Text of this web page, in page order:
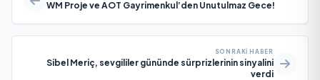
WM Proje ve AOT Gayrimenkul’den Unutulmaz Gece!
SONRAKI HABER
Sibel Meriç, sevgililer gününde sürprizlerinin sinyalini
verdi